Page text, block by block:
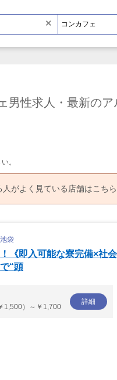
×
男性求人・最新のア
。
がよく見ている店舗はこち
袋
《即入可能な寮完備×社
“頭
1,500）～￥1,700
詳細